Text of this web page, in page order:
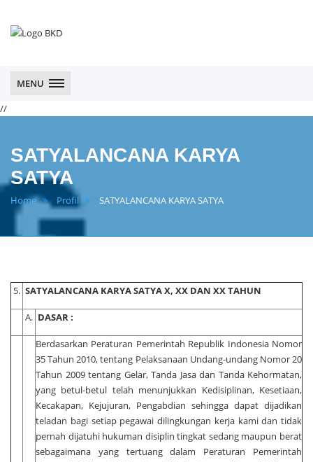
Pandeglang
MENU
//
SATYALANCANA KARYA
SATYA
Home Profil SATYALANCANA KARYA SATYA
5. SATYALANCANA KARYA SATYA X, XX DAN XX TAHUN
A. DASAR :
Berdasarkan Peraturan Pemerintah Republik Indonesia Nomor
35 Tahun 2010, tentang Pelaksanaan Undang-undang Nomor 20
Tahun 2009 tentang Gelar, Tanda Jasa dan Tanda Kehormatan,
yang betul-betul telah menunjukkan Kedisiplinan, Kesetiaan,
Kecakapan, Kejujuran, Pengabdian sehingga dapat dijadikan
teladan bagi setiap pegawai dilingkungan kerja kami dan tidak
pernah dijatuhi hukuman disiplin tingkat sedang maupun berat
sebagaimana yang tertuang dalam Peraturan Pemerintah